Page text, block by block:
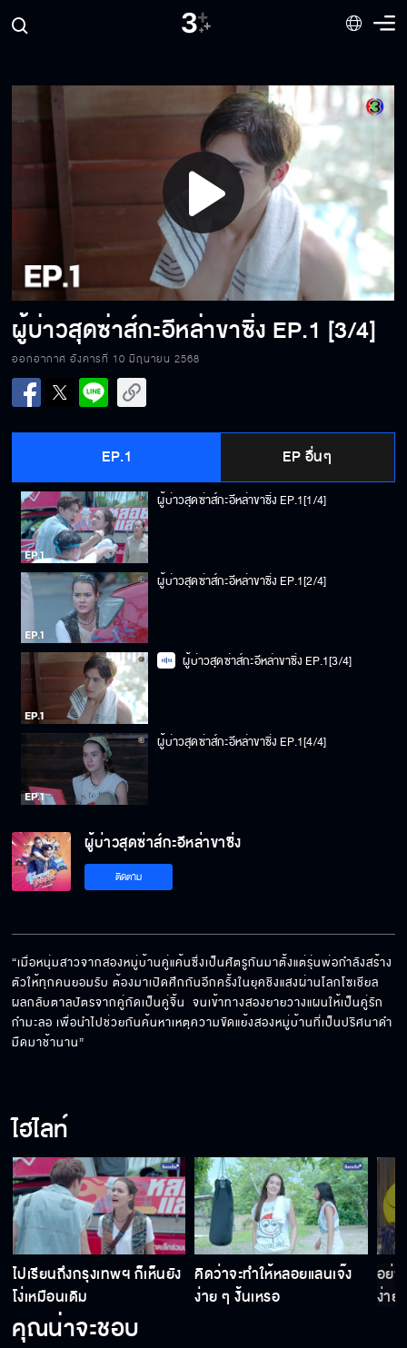
Play
Video
ผู้บ่าวสุดซ่าส์กะอีหล่าขาซิ่ง EP.1 [3/4]
ออกอากาศ อังคารที่ 10 มิถุนายน 2568
EP.1 EP อื่นๆ
ผู้บ่าวสุดซ่าส์กะอีหล่าขาซิ่ง EP.1[1/4]
ผู้บ่าวสุดซ่าส์กะอีหล่าขาซิ่ง EP.1[2/4]
ผู้บ่าวสุดซ่าส์กะอีหล่าขาซิ่ง EP.1[3/4]
ผู้บ่าวสุดซ่าส์กะอีหล่าขาซิ่ง EP.1[4/4]
ผู้บ่าวสุดซ่าส์กะอีหล่าขาซิ่ง
ติดตาม
“เมื่อหนุ่มสาวจากสองหมู่บ้านคู่แค้นซึ่งเป็นศัตรูกันมาตั้งแต่รุ่นพ่อกำลังสร้าง
ตัวให้ทุกคนยอมรับ ต้องมาเปิดศึกกันอีกครั้งในยุคชิงแสงผ่านโลกโซเชียล
ผลกลับตาลปัตรจากคู่กัดเป็นคู่จิ้น  จนเข้าทางสองยายวางแผนให้เป็นคู่รัก
กำมะลอ เพื่อนำไปช่วยกันค้นหาเหตุความขัดแย้งสองหมู่บ้านที่เป็นปริศนาดำ
มืดมาช้านาน”
ไฮไลท์
ไปเรียนถึงกรุงเทพฯ ก็เห็นยัง
โง่เหมือนเดิม
คิดว่าจะทำให้หลอยแลนเจ๊ง
ง่าย ๆ งั้นเหรอ
อย่า
ง่าย
คุณน่าจะชอบ